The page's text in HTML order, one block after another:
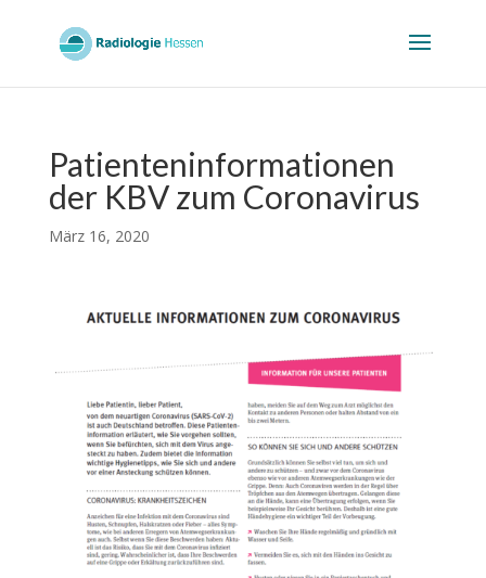
Patienteninformationen
der KBV zum Coronavirus
März 16, 2020